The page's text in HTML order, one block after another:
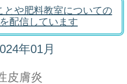
とや肥料教室についての
配信しています
年01月
皮膚炎